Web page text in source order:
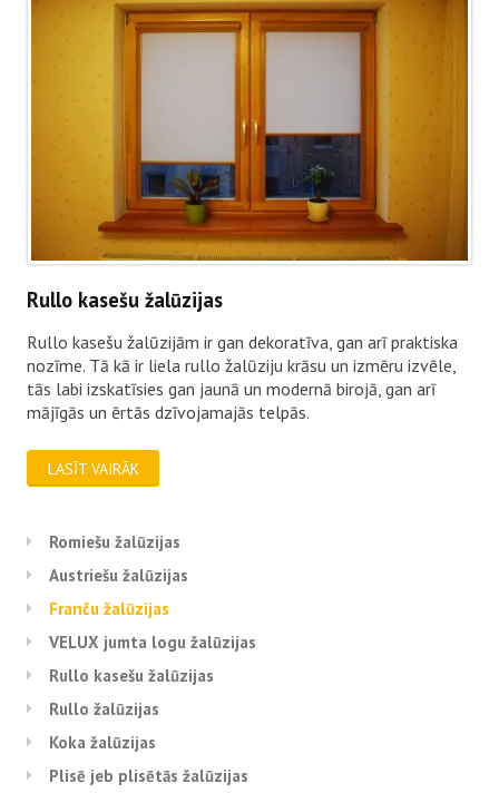
Romiešu žalūzijas
Austriešu žalūzijas
Franču žalūzijas
VELUX jumta logu žalūzijas
Rullo kasešu žalūzijas
Rullo žalūzijas
Koka žalūzijas
Plisē jeb plisētās žalūzijas
Rullo kasešu žalūzijas
Rullo kasešu žalūzijām ir gan dekoratīva, gan arī praktiska
nozīme. Tā kā ir liela rullo žalūziju krāsu un izmēru izvēle,
tās labi izskatīsies gan jaunā un modernā birojā, gan arī
mājīgās un ērtās dzīvojamajās telpās.
LASĪT VAIRĀK